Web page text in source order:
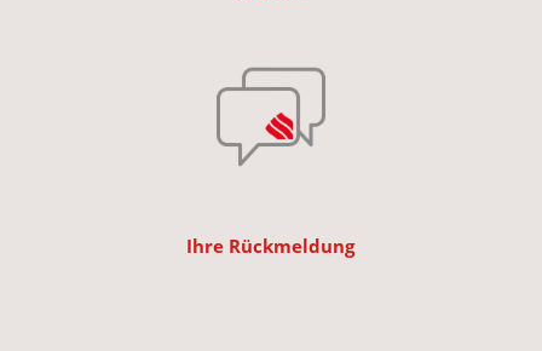
Ihre Rückmeldung